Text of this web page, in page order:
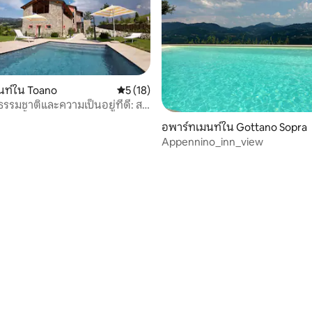
35 รีวิว
ใน Toano คะแนนเฉลี่ย 5 จาก 5, 18 รีวิว
5 (18)
รมชาติและความเป็นอยู่ที่ดี: ส
อพาร์ทเมนท์ใน Gottano Sopra
Appennino_inn_view